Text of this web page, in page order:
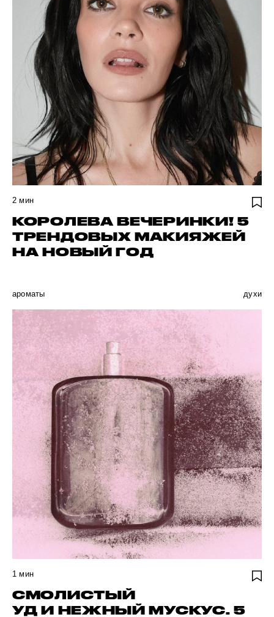
2 мин
КОРОЛЕВА ВЕЧЕРИНКИ! 5
ТРЕНДОВЫХ МАКИЯЖЕЙ
НА НОВЫЙ ГОД
ароматы духи
1 мин
СМОЛИСТЫЙ
УД И НЕЖНЫЙ МУСКУС. 5